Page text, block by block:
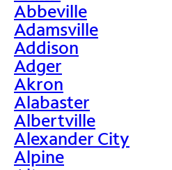
Abbeville
Adamsville
Addison
Adger
Akron
Alabaster
Albertville
Alexander City
Alpine